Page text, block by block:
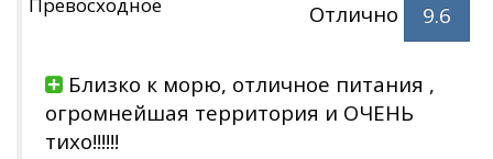
Превосходное Отлично 9.6
Близко к морю, отличное питания ,
огромнейшая территория и ОЧЕНЬ
тихо!!!!!!